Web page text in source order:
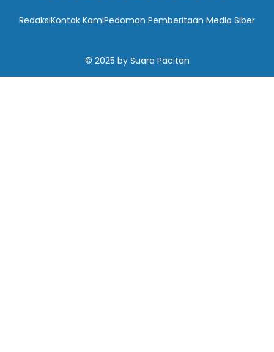
RedaksiKontak KamiPedoman Pemberitaan Media Siber
© 2025 by Suara Pacitan